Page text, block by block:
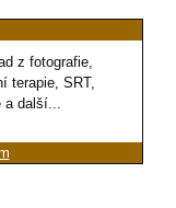
z fotografie,
terapie, SRT,
a další...